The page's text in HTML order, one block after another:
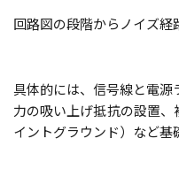
回路図の段階からノイズ経
具体的には、信号線と電源
力の吸い上げ抵抗の設置
イントグラウンド）など基